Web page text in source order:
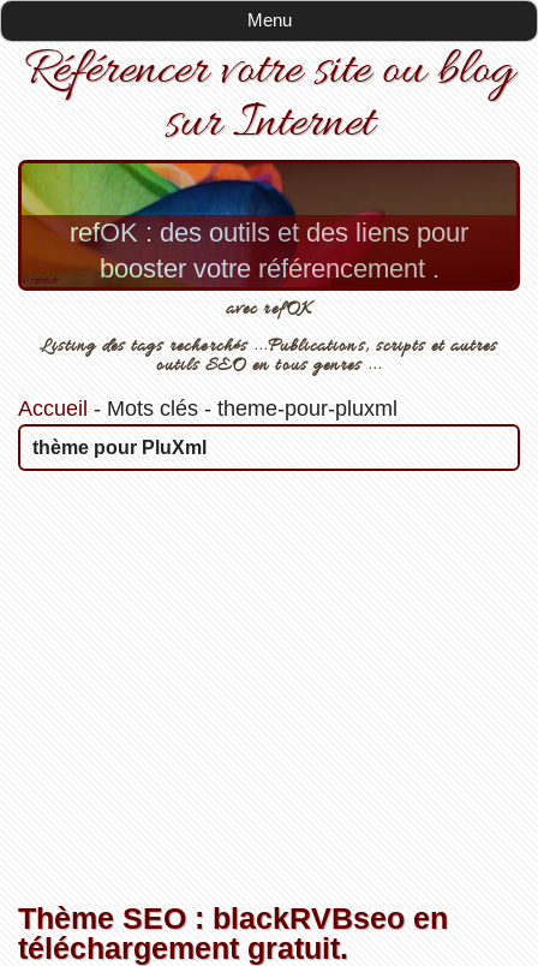
Menu
Référencer votre site ou blog
sur Internet
refOK : des outils et des liens pour
booster votre référencement .
avec refOK
Listing des tags recherchés ...Publications, scripts et autres
outils SEO en tous genres ...
Accueil - Mots clés- theme-pour-pluxml
thème pour PluXml
Thème SEO : blackRVBseo en
téléchargement gratuit.